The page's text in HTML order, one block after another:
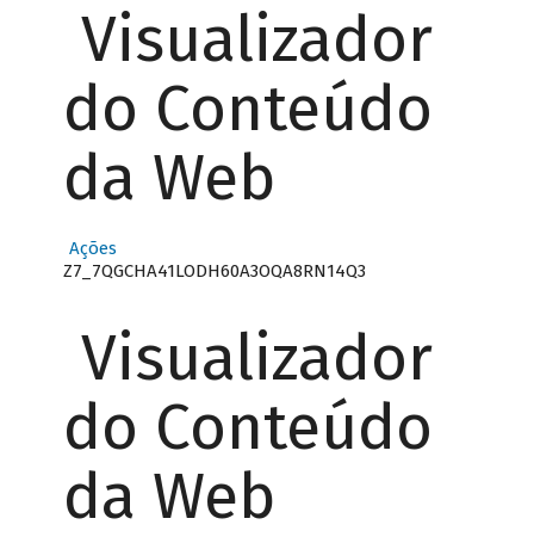
Visualizador
do Conteúdo
da Web
Ações
Z7_7QGCHA41LODH60A3OQA8RN14Q3
Visualizador
do Conteúdo
da Web